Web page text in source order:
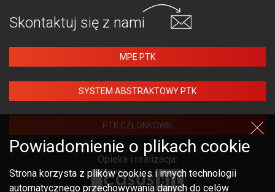
Skontaktuj się z nami
MPE PTK
SYSTEM ABSTRAKTOWY PTK
PTK CZŁONKOWIE
Opieka i realizacja:
Powiadomienie o plikach cookie
Strona korzysta z plików cookies i innych technologii
automatycznego przechowywania danych do celów